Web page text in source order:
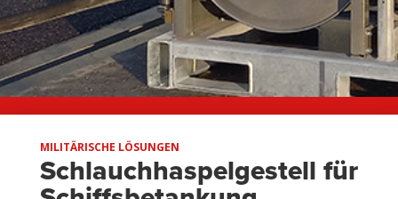
MILITÄRISCHE LÖSUNGEN
Schlauchhaspelgestell für